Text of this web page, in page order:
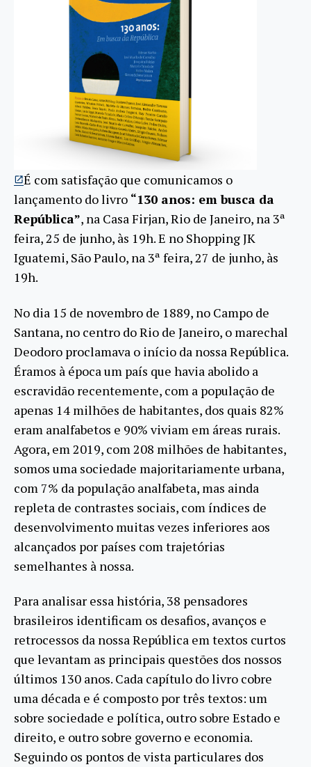
É com satisfação que comunicamos o
lançamento do livro “130 anos: em busca da
República”, na Casa Firjan, Rio de Janeiro, na 3ª
feira, 25 de junho, às 19h. E no Shopping JK
Iguatemi, São Paulo, na 3ª feira, 27 de junho, às
19h.
No dia 15 de novembro de 1889, no Campo de
Santana, no centro do Rio de Janeiro, o marechal
Deodoro proclamava o início da nossa República.
Éramos à época um país que havia abolido a
escravidão recentemente, com a população de
apenas 14 milhões de habitantes, dos quais 82%
eram analfabetos e 90% viviam em áreas rurais.
Agora, em 2019, com 208 milhões de habitantes,
somos uma sociedade majoritariamente urbana,
com 7% da população analfabeta, mas ainda
repleta de contrastes sociais, com índices de
desenvolvimento muitas vezes inferiores aos
alcançados por países com trajetórias
semelhantes à nossa.
Para analisar essa história, 38 pensadores
brasileiros identificam os desafios, avanços e
retrocessos da nossa República em textos curtos
que levantam as principais questões dos nossos
últimos 130 anos. Cada capítulo do livro cobre
uma década e é composto por três textos: um
sobre sociedade e política, outro sobre Estado e
direito, e outro sobre governo e economia.
Seguindo os pontos de vista particulares dos